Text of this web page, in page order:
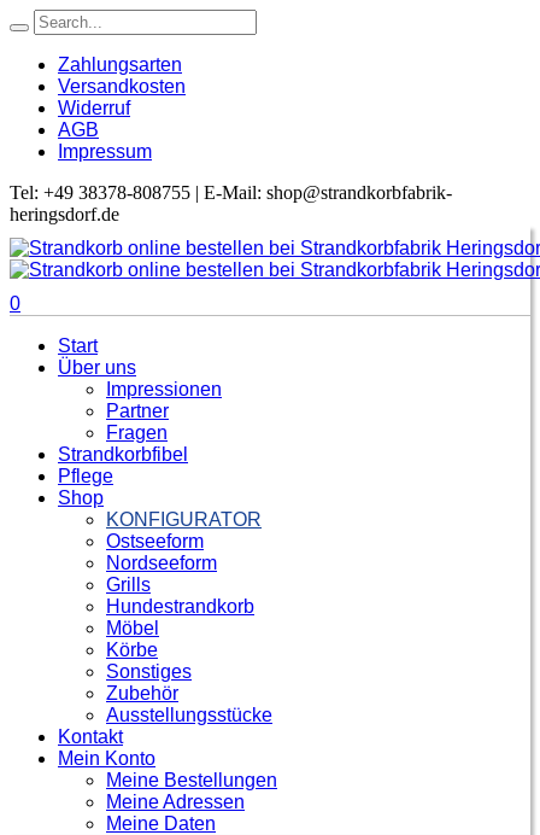
Zahlungsarten
Versandkosten
Widerruf
AGB
Impressum
Tel: +49 38378-808755 | E-Mail: shop@strandkorbfabrik-
heringsdorf.de
0
Start
Über uns
Impressionen
Partner
Fragen
Strandkorbfibel
Pflege
Shop
KONFIGURATOR
Ostseeform
Nordseeform
Grills
Hundestrandkorb
Möbel
Körbe
Sonstiges
Zubehör
Ausstellungsstücke
Kontakt
Mein Konto
Meine Bestellungen
Meine Adressen
Meine Daten